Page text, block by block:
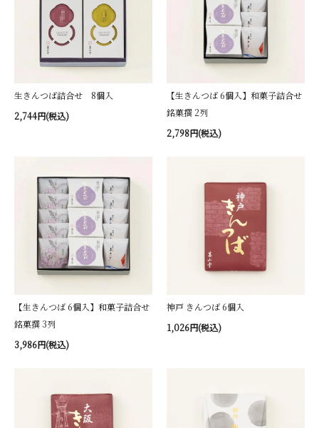
生きんつば詰合せ 8個入
2,744円(税込)
【生きんつば 6個入】和菓子詰合せ
銘菓撰 2列
2,798円(税込)
【生きんつば 6個入】和菓子詰合せ
銘菓撰 3列
3,986円(税込)
神戸 きんつば 6個入
1,026円(税込)